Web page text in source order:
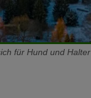
für Hund und